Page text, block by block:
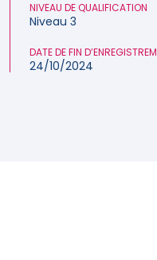
NIVEAU DE QUALIFICATION
Niveau 3
DATE DE FIN
24/10/2024